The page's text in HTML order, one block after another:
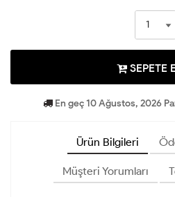
SEPETE
En geç 10 Ağustos, 2026
Ürün Bilgileri
Müşteri Yorumları